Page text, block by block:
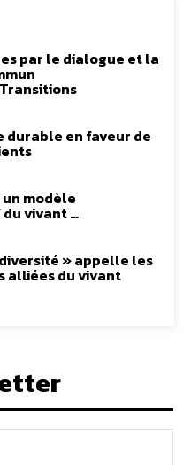
par le dialogue et la
durable en faveur de
un modèle
vivant …
» appelle les
alliées du vivant